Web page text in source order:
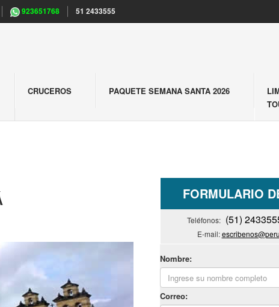
923651768 51 2433555
CRUCEROS PAQUETE SEMANA SANTA 2026
FORMULARIO
Teléfonos: (51)
E-mail: